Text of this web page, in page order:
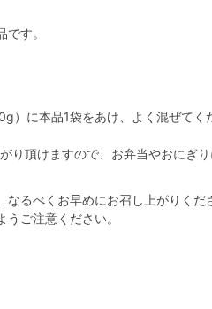
す。
）に本品1袋をあけ、よく混ぜてく
り頂けますので、お弁当やおにぎり
るべくお早めにお召し上がりくだ
ご注意ください。